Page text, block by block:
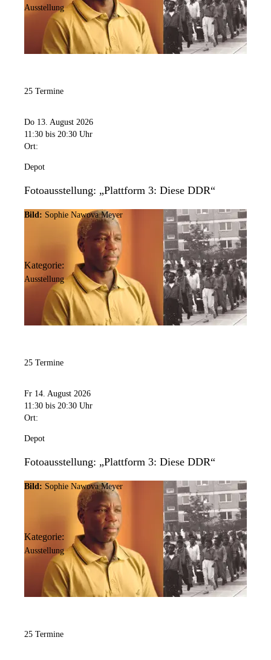
Ausstellung
25 Termine
Do 13. August 2026
11:30 bis 20:30 Uhr
Ort:
Depot
Fotoausstellung: „Plattform 3: Diese DDR“
Bild: Sophie Nawova Meyer
Kategorie:
Ausstellung
25 Termine
Fr 14. August 2026
11:30 bis 20:30 Uhr
Ort:
Depot
Fotoausstellung: „Plattform 3: Diese DDR“
Bild: Sophie Nawova Meyer
Kategorie:
Ausstellung
25 Termine